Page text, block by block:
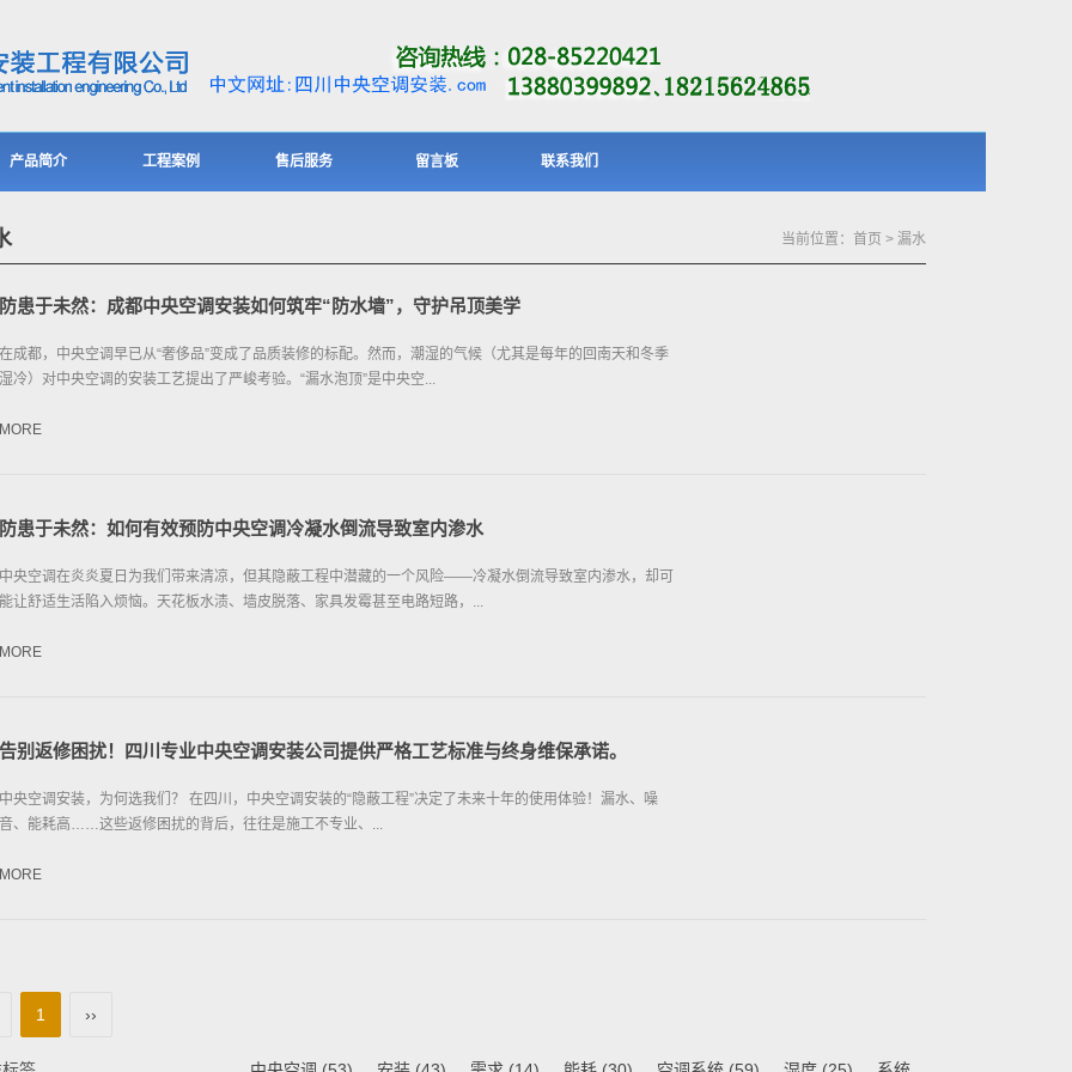
产品简介 工程案例 售后服务 留言板 联系我们
当前位置： 首页 > 漏水
防患于未然：成都中央空调安装如何筑牢“防水墙”，守护吊顶美学
在成都，中央空调早已从“奢侈品”变成了品质装修的标配。然而，潮湿的气候（尤其是每年的回南天和冬季
湿冷）对中央空调的安装工艺提出了严峻考验。“漏水泡顶”是中央空...
MORE
防患于未然：如何有效预防中央空调冷凝水倒流导致室内渗水
中央空调在炎炎夏日为我们带来清凉，但其隐蔽工程中潜藏的一个风险——冷凝水倒流导致室内渗水，却可
能让舒适生活陷入烦恼。天花板水渍、墙皮脱落、家具发霉甚至电路短路，...
MORE
告别返修困扰！四川专业中央空调安装公司提供严格工艺标准与终身维保承诺。
中央空调安装，为何选我们？ 在四川，中央空调安装的“隐蔽工程”决定了未来十年的使用体验！漏水、噪
音、能耗高……这些返修困扰的背后，往往是施工不专业、...
MORE
1 ››